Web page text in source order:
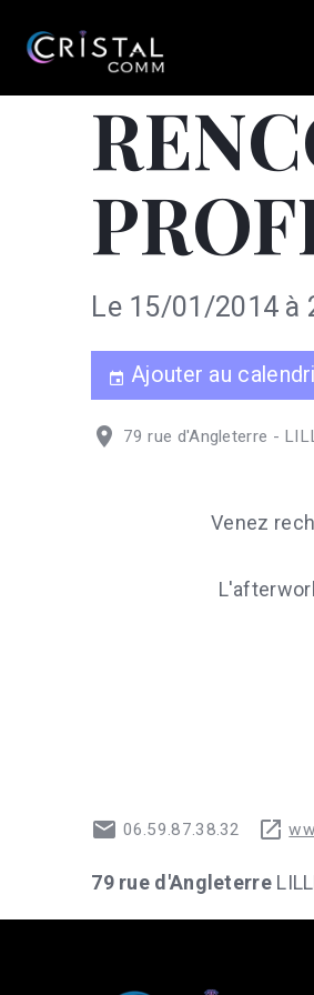
Le 15/01/2014 à
Ajouter au
79 rue d'Angleterre -
Venez
06.59.87.38.32
79 rue d'Angleterre